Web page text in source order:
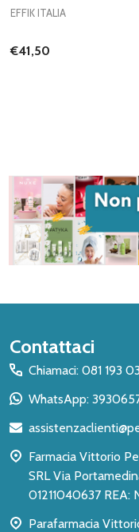
EFFIK ITALIA
€41,50
Inizio
del
piè
pagina
Contattaci
Chiamaci: 081 193
WhatsApp:
Farmacia Vittorio
SRL Via Portamedina 8, 80134 - Napoli
01211040637 REA:
Parafarmacia